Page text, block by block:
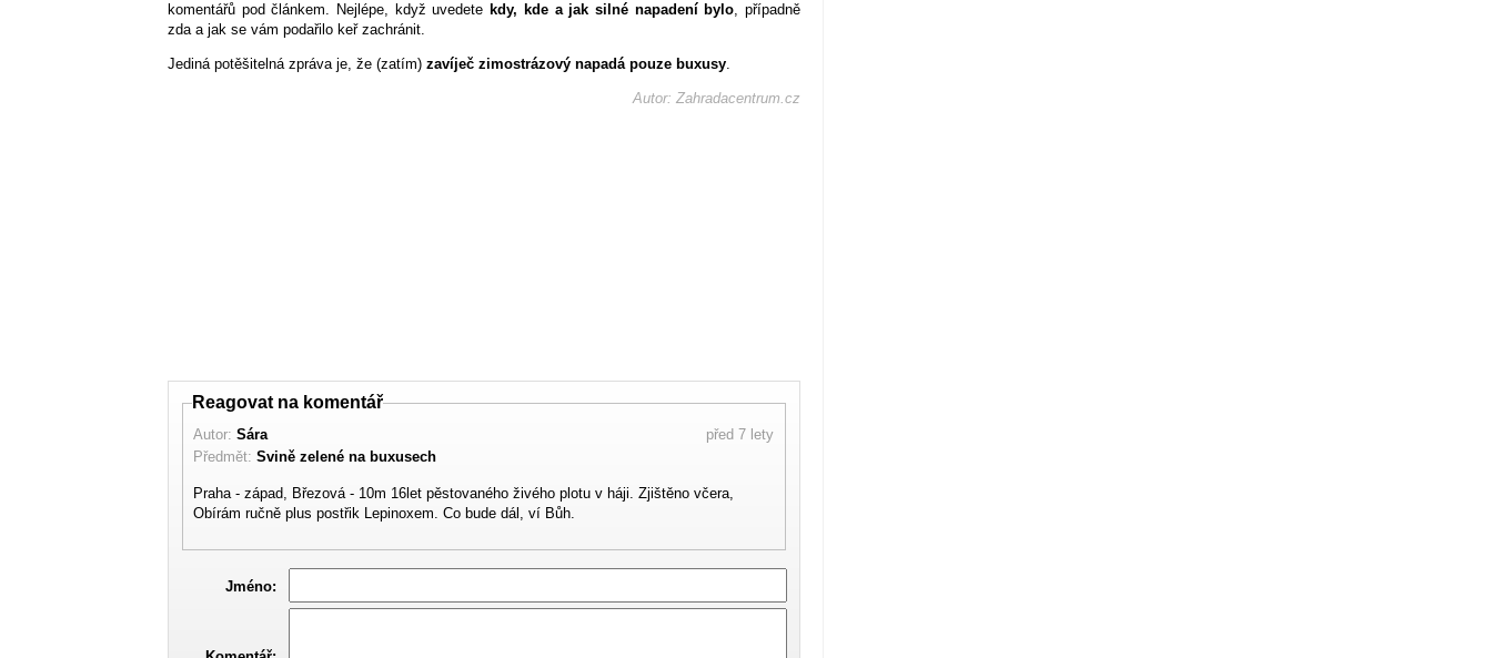
komentářů pod článkem. Nejlépe, když uvedete kdy, kde a jak silné napadení bylo, případně
zda a jak se vám podařilo keř zachránit.
Jediná potěšitelná zpráva je, že (zatím) zavíječ zimostrázový napadá pouze buxusy.
Autor: Zahradacentrum.cz
Reagovat na komentář
Autor:Sára
před 7 lety
Předmět:Svině zelené na buxusech
Praha - západ, Březová - 10m 16let pěstovaného živého plotu v háji. Zjištěno včera,
Obírám ručně plus postřik Lepinoxem. Co bude dál, ví Bůh.
Jméno: